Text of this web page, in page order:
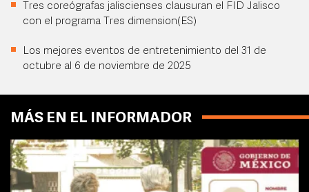
Tres coreógrafas jaliscienses clausuran el FID Jalisco
con el programa Tres dimension(ES)
Los mejores eventos de entretenimiento del 31 de
octubre al 6 de noviembre de 2025
MÁS EN EL INFORMADOR